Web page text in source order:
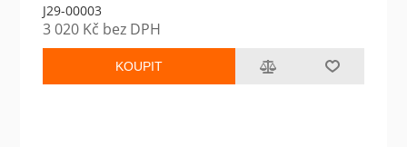
J29-00003
3 020 Kč bez DPH
KOUPIT